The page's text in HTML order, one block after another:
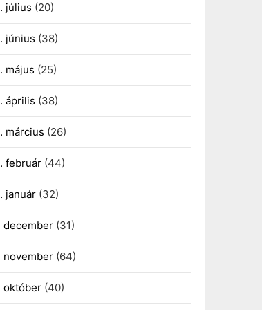
július (20)
június (38)
május (25)
április (38)
március (26)
február(44)
január(32)
december(31)
november(64)
október(40)